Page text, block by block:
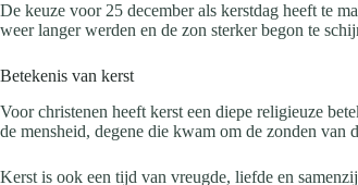
De keuze voor 25 december als kerstdag heeft te
weer langer werden en de zon sterker begon te
Betekenis van kerst
Voor christenen heeft kerst een diepe religieuze
de mensheid, degene die kwam om de zonden van
Kerst is ook een tijd van vreugde, liefde en